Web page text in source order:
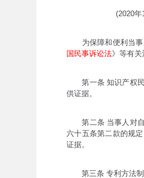
(2020
为保障和便利当事
国民事诉讼法》等有关
第一条 知识产权民
供证据。
第二条 当事人对自
六十五条第二款的规
证据。
第三条 专利方法制